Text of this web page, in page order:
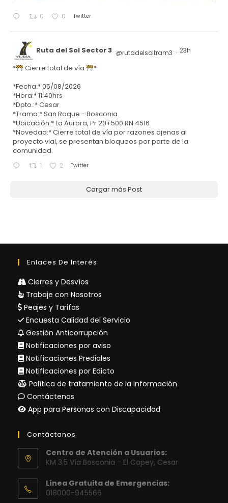
0 0 Twitter
Ruta del Sol Sector 3 @rutadelsoltram3 · 23h
* Cierre total de vía
*
*Fecha:* 05/08/2026
*Hora:* 11:40hrs
*Dpto.:* Cesar
*Tramo:* San Roque - Bosconia.
*Ubicación:* La Aurora, Pr 20+500 RN 4516
*Novedad:* Cierre total de vía por razones ajenas al
proyecto vial, se presentan bloqueos por parte de la
comunidad.
1 2 Twitter
Cargar más Post
Enlaces De Interés
Cierres y Desvíos
Trabaje con Nosotros
Peajes y Tarifas
Encuesta Calidad del Servicio
Gestión Anticorrupción
Notificaciones por aviso
Notificaciones Prediales
Notificaciones por Edicto
Política de tratamiento de la información
Contáctenos
App para Personas con Discapacidad
Contáctanos
Centro de Atención a Usuarios:
KM 3.5 Vía Bosconia - El Copey, Cesar
Línea Gratuita de Emergencias:
018000-945566